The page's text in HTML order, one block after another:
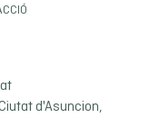
d'Asuncion,